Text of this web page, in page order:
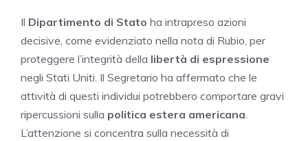
Il Dipartimento di Stato ha intrapreso azioni
decisive, come evidenziato nella nota di Rubio, per
proteggere l’integrità della libertà di espressione
negli Stati Uniti. Il Segretario ha affermato che le
attività di questi individui potrebbero comportare gravi
ripercussioni sulla politica estera americana.
L’attenzione si concentra sulla necessità di